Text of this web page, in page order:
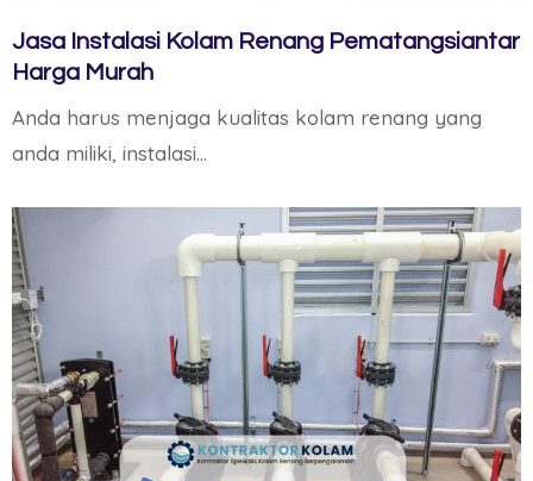
Jasa Instalasi Kolam Renang Pematangsiantar
Harga Murah
Anda harus menjaga kualitas kolam renang yang
anda miliki, instalasi…